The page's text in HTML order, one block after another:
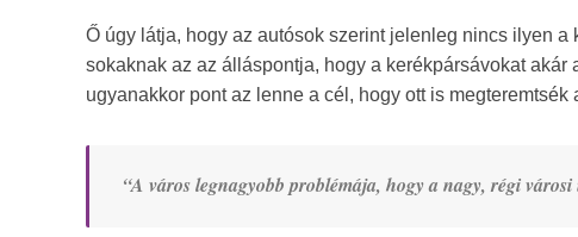
Ő úgy látja, hogy az autósok szerint jelenleg nincs ilyen
sokaknak az az álláspontja, hogy a kerékpársávokat
ugyanakkor pont az lenne a cél, hogy ott is
“A város legnagyobb problémája, hogy a nagy, régi